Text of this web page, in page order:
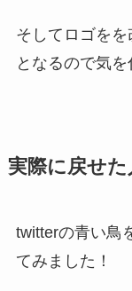
そしてロゴを
となるので気を
実際に戻せた
twitterの青い鳥
てみました！